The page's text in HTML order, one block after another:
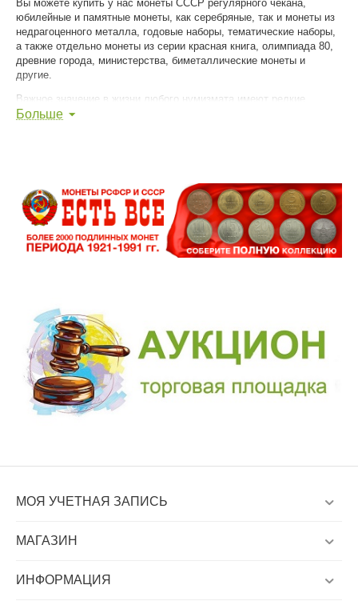
Вы можете купить у нас монеты СССР регулярного чекана,
юбилейные и памятные монеты, как серебряные, так и монеты из
недрагоценного металла, годовые наборы, тематические наборы,
а также отдельно монеты из серии красная книга, олимпиада 80,
древние города, министерства, биметаллические монеты и
другие.
Важное значение в жизни любого нумизмата имеют редкие
монеты высокой степени сохранности. Мы знаем об этом. Именно
Редкие монеты высокого качества – специализация нашего
магазина!
Чтобы приобрести монеты, сделайте заказ и отправьте его нам.
Мы соберем заказ и пригласим вас в магазин для получения его
на условиях «самовывоза». Вы можете заказать доставку по
Хабаровску, Чите, Южно-Сахалинску, Якутску, Астане и другим
городам России и СНГ.
Было трудно, станет легко, когда ваш партнер Филинфо!
Нумизматика – это увлекательное хобби!
Больше
МОЯ УЧЕТНАЯ ЗАПИСЬ
МАГАЗИН
ИНФОРМАЦИЯ